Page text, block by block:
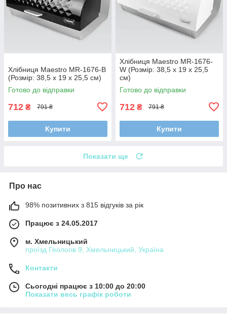
Хлібниця Maestro MR-1676-B
(Розмір: 38,5 x 19 x 25,5 см)
Готово до відправки
712 ₴ 791 ₴
Купити
Хлібниця Maestro MR-1676-
W (Розмір: 38,5 x 19 x 25,5
см)
Готово до відправки
712 ₴ 791 ₴
Купити
Показати ще
Про нас
98% позитивних з 815 відгуків за рік
Працює з 24.05.2017
м. Хмельницький
проїзд Геологів 9, Хмельницький, Україна
Контакти
Сьогодні працює з 10:00 до 20:00
Показати весь графік роботи